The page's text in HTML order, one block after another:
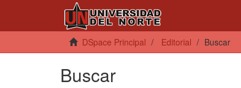
DSpace Principal Editorial Buscar
Buscar